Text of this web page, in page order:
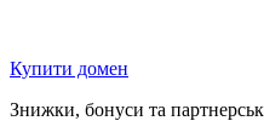
Купити домен
Знижки, бонуси та